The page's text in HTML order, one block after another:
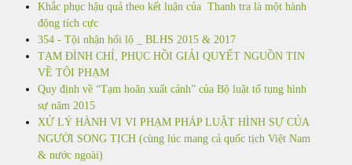
Khắc phục hậu quả theo kết luận của Thanh tra là một hành
động tích cực
354 - Tội nhận hối lộ _ BLHS 2015 & 2017
TẠM ĐÌNH CHỈ, PHỤC HỒI GIẢI QUYẾT NGUỒN TIN
VỀ TỘI PHẠM
Quy định về “Tạm hoãn xuất cảnh” của Bộ luật tố tụng hình
sự năm 2015
XỬ LÝ HÀNH VI VI PHẠM PHÁP LUẬT HÌNH SỰ CỦA
NGƯỜI SONG TỊCH (cùng lúc mang cả quốc tịch Việt Nam
& nước ngoài)